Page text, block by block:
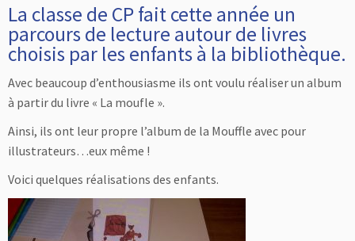
La classe de CP fait cette année un
parcours de lecture autour de livres
choisis par les enfants à la bibliothèque.
Avec beaucoup d’enthousiasme ils ont voulu réaliser un album
à partir du livre « La moufle ».
Ainsi, ils ont leur propre l’album de la Mouffle avec pour
illustrateurs…eux même !
Voici quelques réalisations des enfants.